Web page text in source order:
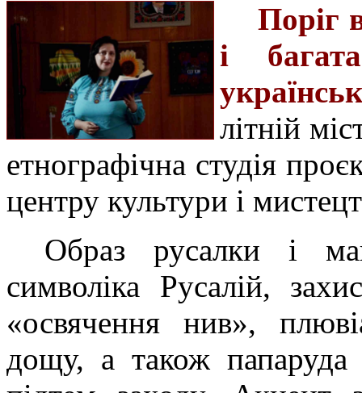
Поріг
і
літній
етнографічна студія
центру культури і
Образ русалки і
символіка Русалій,
«освячення нив»,
дощу, а також